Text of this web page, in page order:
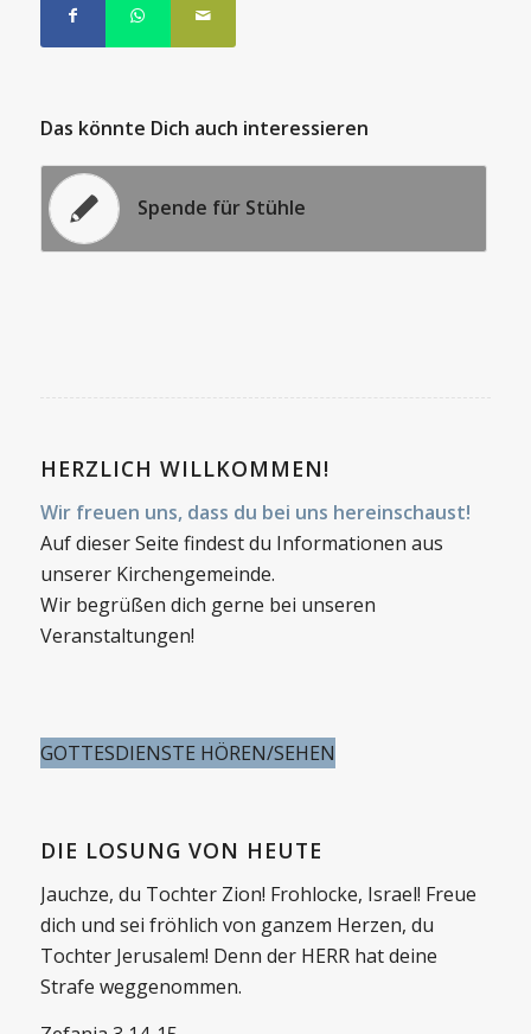
Das könnte Dich auch interessieren
Spende für Stühle
HERZLICH WILLKOMMEN!
Wir freuen uns, dass du bei uns hereinschaust!
Auf dieser Seite findest du Informationen aus
unserer Kirchengemeinde.
Wir begrüßen dich gerne bei unseren
Veranstaltungen!
GOTTESDIENSTE HÖREN/SEHEN
DIE LOSUNG VON HEUTE
Jauchze, du Tochter Zion! Frohlocke, Israel! Freue
dich und sei fröhlich von ganzem Herzen, du
Tochter Jerusalem! Denn der HERR hat deine
Strafe weggenommen.